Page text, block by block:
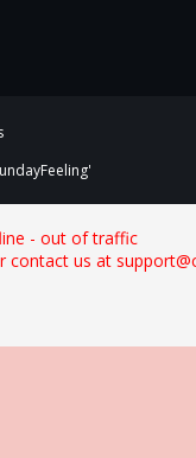
- out of traffic
contact us at